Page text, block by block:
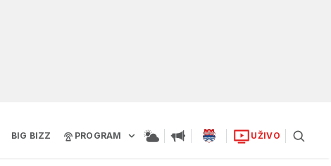
BIG BIZZ PROGRAM UŽIVO